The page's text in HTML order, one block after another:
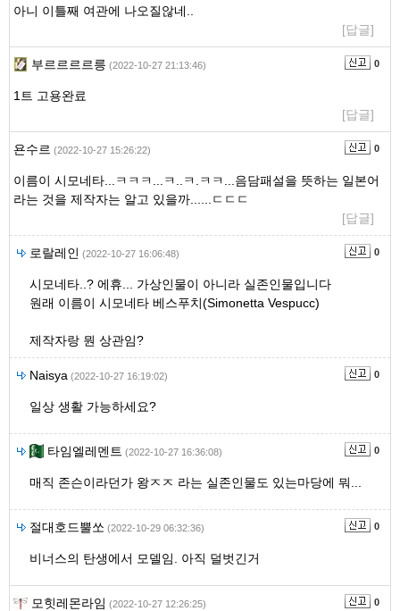
아니 이틀째 여관에 나오질않네..
[답글]
부르르르르릉 (2022-10-27 21:13:46) 0
1트 고용완료
[답글]
욘수르 (2022-10-27 15:26:22) 0
이름이 시모네타...ㅋㅋㅋ...ㅋ..ㅋ.ㅋㅋ...음담패설을 뜻하는 일본어
라는 것을 제작자는 알고 있을까......ㄷㄷㄷ
[답글]
로랄레인 (2022-10-27 16:06:48) 0
시모네타..? 에휴... 가상인물이 아니라 실존인물입니다
원래 이름이 시모네타 베스푸치(Simonetta Vespucc)
제작자랑 뭔 상관임?
Naisya (2022-10-27 16:19:02) 0
일상 생활 가능하세요?
타임엘레멘트 (2022-10-27 16:36:08) 0
매직 존슨이라던가 왕ㅈㅈ 라는 실존인물도 있는마당에 뭐...
절대호드뿔쏘 (2022-10-29 06:32:36) 0
비너스의 탄생에서 모델임. 아직 덜벗긴거
모힛레몬라임 (2022-10-27 12:26:25) 0